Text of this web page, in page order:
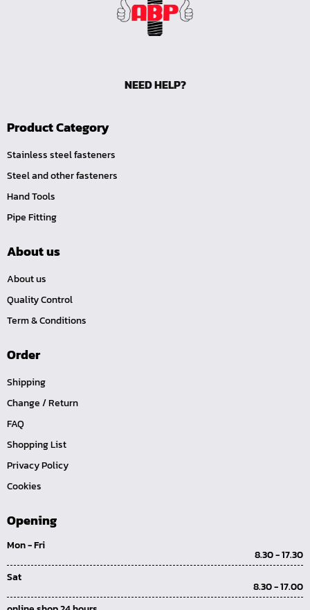
หน้าแปลนเหล็กคอสูง JEF WNRF PN40
หน้าแปลนเหล็กบอด JEF 10K FF ชุบกัลวาไนซ์
หน้าแปลนเชื่อมเหล็กบอด JEF 150P RF
หน้าแปลนเชื่อมเหล็ก JEF 150P RF ชุบกัลวาไนซ์
หน้าแปลนเชื่อมเหล็ก JEF PN16 RF
หน้าแปลนเชื่อมเหล็ก JEF 300P RF
ประแจตะขอ
คีมล๊อค
คีมหนีบ-ถ่างแหวน
คีมปากแหลม
คีมปากเฉียง
คีมคอม้า
บ๊อกซ์เดือยโผล่ Z-Series หกเหลี่ยม,ท๊อกซ์ ขนาด 1/4",
3/8", 1/2"
ด้ามฟรี, ด้ามบ๊อกซ์ Z-Series ขนาด 1/4", 3/8", 1/2"
ข้อต่อ Z-Series ขนาด 1/4", 3/8", 1/2"
ซ็อกเก็ต Z-Series
ลูกบ๊อกซ์ การบิน
NEED HELP?
Product Category
Stainless steel fasteners
Steel and other fasteners
Hand Tools
Pipe Fitting
About us
About us
Quality Control
Term & Conditions
Order
Shipping
Change / Return
FAQ
Shopping List
Privacy Policy
Cookies
Opening
Mon - Fri
8.30 - 17.30
Sat
8.30 - 17.00